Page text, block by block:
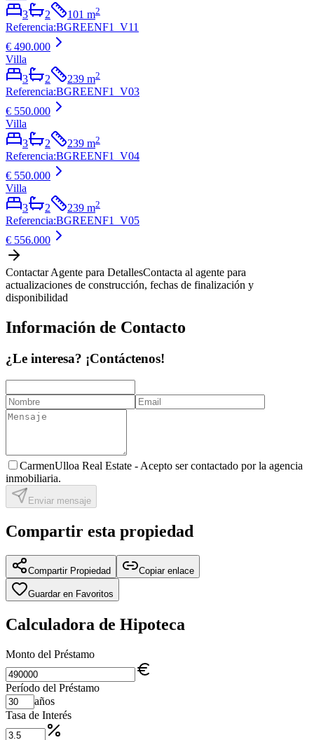
3
2 101 m2
Referencia:BGREENF1_V11
€ 490.000
Villa
3
2 239 m2
Referencia:BGREENF1_V03
€ 550.000
Villa
3
2 239 m2
Referencia:BGREENF1_V04
€ 550.000
Villa
3
2 239 m2
Referencia:BGREENF1_V05
€ 556.000
Contactar Agente para DetallesContacta al agente para
actualizaciones de construcción, fechas de finalización y
disponibilidad
Información de Contacto
¿Le interesa? ¡Contáctenos!
CarmenUlloa Real Estate - Acepto ser contactado por la agencia
inmobiliaria.
Enviar mensaje
Compartir esta propiedad
Compartir Propiedad Copiar enlace
Guardar en Favoritos
Calculadora de Hipoteca
Monto del Préstamo
Período del Préstamo
años
Tasa de Interés